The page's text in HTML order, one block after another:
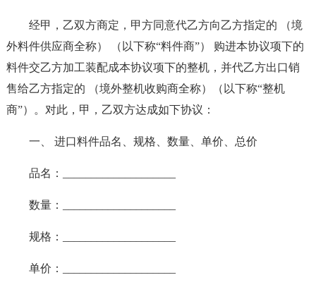
经甲，乙双方商定，甲方同意代乙方向乙方指定的 （境
外料件供应商全称） （以下称“料件商”） 购进本协议项下的
料件交乙方加工装配成本协议项下的整机，并代乙方出口销
售给乙方指定的 （境外整机收购商全称）（以下称“整机
商”）。对此，甲，乙双方达成如下协议：
一、 进口料件品名、规格、数量、单价、总价
品名：____________________
数量：____________________
规格：____________________
单价：____________________